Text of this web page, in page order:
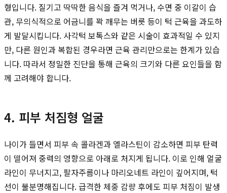
형입니다. 질기고 딱딱한 음식을 즐겨 먹거나, 수면 중 이갈이 습
관, 무의식적으로 어금니를 꽉 깨무는 버릇 등이 턱 근육을 과도하
게 발달시킵니다. 사각턱 보톡스와 같은 시술이 효과적일 수 있지
만, 다른 원인과 복합된 경우라면 근육 관리만으로는 한계가 있습
니다. 따라서 정밀한 진단을 통해 근육의 크기와 다른 요인들을 함
께 고려해야 합니다.
4. 피부 처짐형 얼굴
나이가 들면서 피부 속 콜라겐과 엘라스틴이 감소하면 피부 탄력
이 떨어져 중력의 영향으로 아래로 처지게 됩니다. 이로 인해 얼굴
라인이 무너지고, 팔자주름이나 마리오네트 라인이 깊어지며, 턱
선이 불분명해집니다. 급격한 체중 감량 후에도 피부 처짐이 발생